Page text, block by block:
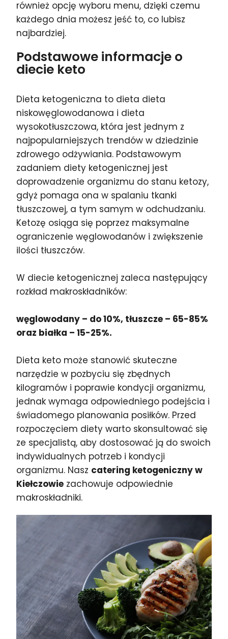
również opcję wyboru menu, dzięki czemu
każdego dnia możesz jeść to, co lubisz
najbardziej.
Podstawowe informacje o
diecie keto
Dieta ketogeniczna to dieta dieta
niskowęglowodanowa i dieta
wysokotłuszczowa, która jest jednym z
najpopularniejszych trendów w dziedzinie
zdrowego odżywiania. Podstawowym
zadaniem diety ketogenicznej jest
doprowadzenie organizmu do stanu ketozy,
gdyż pomaga ona w spalaniu tkanki
tłuszczowej, a tym samym w odchudzaniu.
Ketozę osiąga się poprzez maksymalne
ograniczenie węglowodanów i zwiększenie
ilości tłuszczów.
W diecie ketogenicznej zaleca następujący
rozkład makroskładników:
węglowodany – do 10%, tłuszcze – 65-85%
oraz białka – 15-25%.
Dieta keto może stanowić skuteczne
narzędzie w pozbyciu się zbędnych
kilogramów i poprawie kondycji organizmu,
jednak wymaga odpowiedniego podejścia i
świadomego planowania posiłków. Przed
rozpoczęciem diety warto skonsultować się
ze specjalistą, aby dostosować ją do swoich
indywidualnych potrzeb i kondycji
organizmu. Nasz catering ketogeniczny w
Kiełczowie zachowuje odpowiednie
makroskładniki.